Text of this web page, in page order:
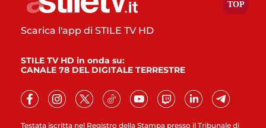
Testata iscritta nel Registro della Stampa presso il Tribunale di
Scarica l'app di STILE TV HD
STILE TV HD in onda su:
CANALE 78 DEL DIGITALE TERRESTRE